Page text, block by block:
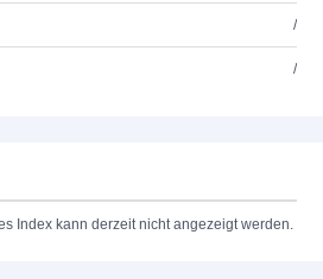
/
/
Index kann derzeit nicht angezeigt werden.